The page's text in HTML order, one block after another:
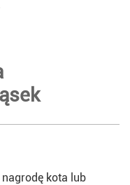
kota lub